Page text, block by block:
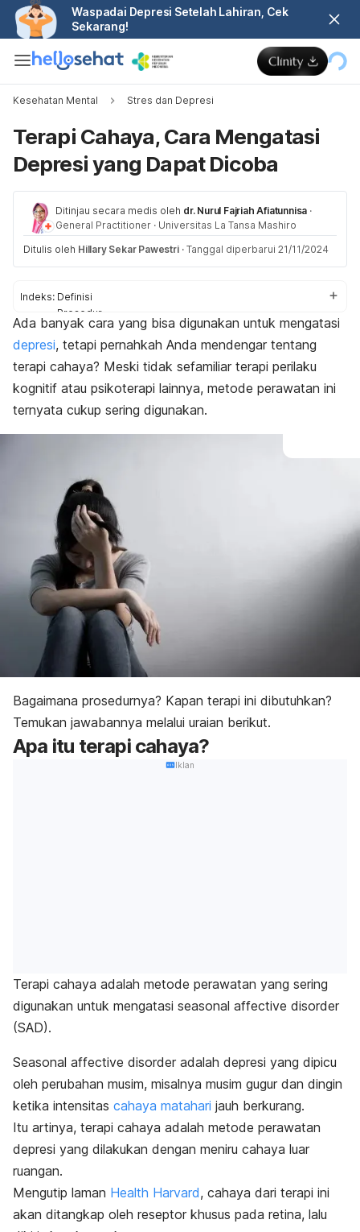
Waspadai Depresi Setelah Lahiran, Cek
Sekarang!
Kesehatan Mental Stres dan Depresi
Terapi Cahaya, Cara Mengatasi
Depresi yang Dapat Dicoba
Ditinjau secara medis oleh dr. Nurul Fajriah Afiatunnisa ·
General Practitioner · Universitas La Tansa Mashiro
Ditulis oleh Hillary Sekar Pawestri · Tanggal diperbarui 21/11/2024
Indeks: Definisi
Prosedur
Efek samping
Ada banyak cara yang bisa digunakan untuk mengatasi
depresi, tetapi pernahkah Anda mendengar tentang
terapi cahaya? Meski tidak sefamiliar terapi perilaku
kognitif atau psikoterapi lainnya, metode perawatan ini
ternyata cukup sering digunakan.
Bagaimana prosedurnya? Kapan terapi ini dibutuhkan?
Temukan jawabannya melalui uraian berikut.
Apa itu terapi cahaya?
Iklan
Terapi cahaya adalah metode perawatan yang sering
digunakan untuk mengatasi seasonal affective disorder
(SAD).
Seasonal affective disorder adalah depresi yang dipicu
oleh perubahan musim, misalnya musim gugur dan dingin
ketika intensitas cahaya matahari jauh berkurang.
Itu artinya, terapi cahaya adalah metode perawatan
depresi yang dilakukan dengan meniru cahaya luar
ruangan.
Mengutip laman Health Harvard, cahaya dari terapi ini
akan ditangkap oleh reseptor khusus pada retina, lalu